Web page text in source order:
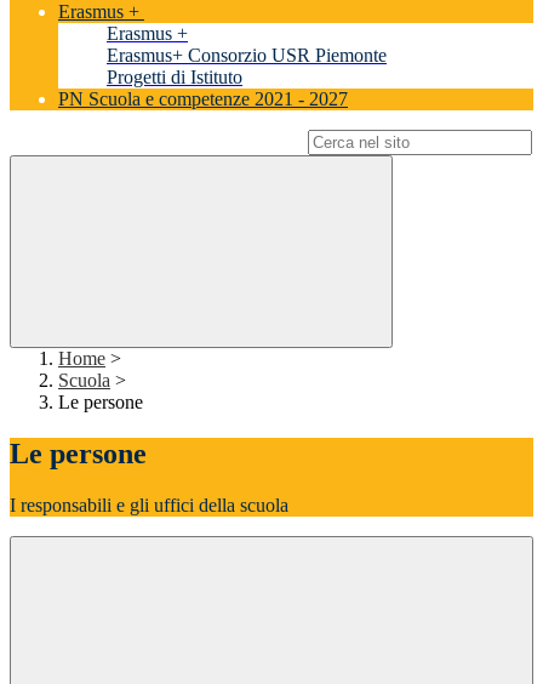
Erasmus +
Erasmus +
Erasmus+ Consorzio USR Piemonte
Progetti di Istituto
PN Scuola e competenze 2021 - 2027
Home >
Scuola >
Le persone
Le persone
I responsabili e gli uffici della scuola